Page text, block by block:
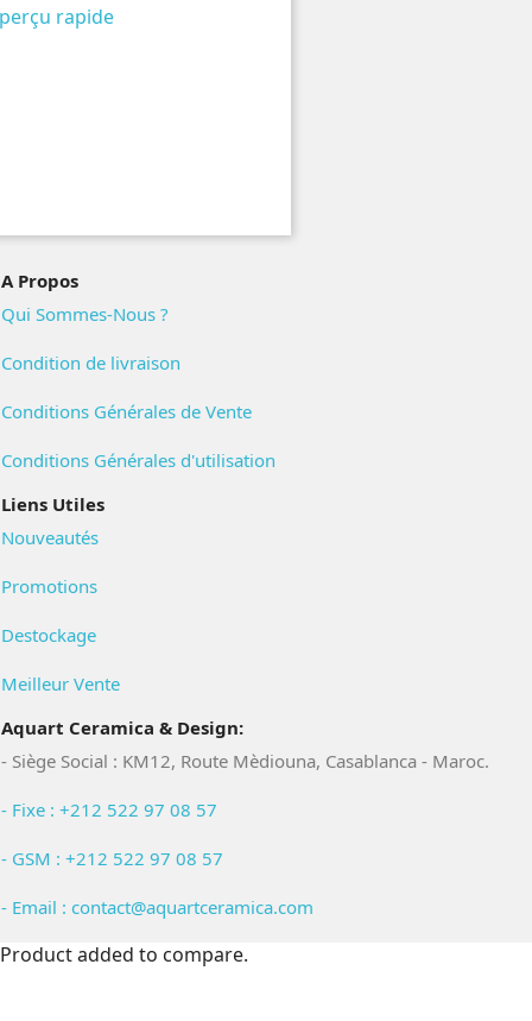
rapide
A Propos
Qui Sommes-Nous ?
Condition de livraison
Conditions Générales de Vente
Conditions Générales d'utilisation
Liens Utiles
Nouveautés
Promotions
Destockage
Meilleur Vente
Aquart Ceramica & Design:
- Siège Social : KM12, Route Mèdiouna, Casablanca - Maroc.
- Fixe : +212 522 97 08 57
- GSM : +212 522 97 08 57
- Email : contact@aquartceramica.com
Product added to compare.